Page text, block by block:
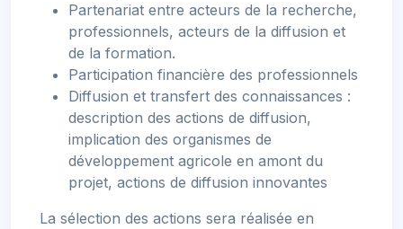
Partenariat entre acteurs de la recherche,
professionnels, acteurs de la diffusion et
de la formation.
Participation financière des professionnels
Diffusion et transfert des connaissances :
description des actions de diffusion,
implication des organismes de
développement agricole en amont du
projet, actions de diffusion innovantes
La sélection des actions sera réalisée en